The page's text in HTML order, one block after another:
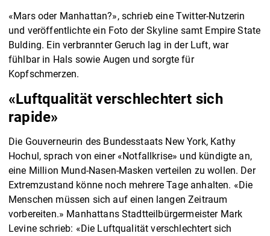
«Mars oder Manhattan?», schrieb eine Twitter-Nutzerin
und veröffentlichte ein Foto der Skyline samt Empire State
Bulding. Ein verbrannter Geruch lag in der Luft, war
fühlbar in Hals sowie Augen und sorgte für
Kopfschmerzen.
«Luftqualität verschlechtert sich
rapide»
Die Gouverneurin des Bundesstaats New York, Kathy
Hochul, sprach von einer «Notfallkrise» und kündigte an,
eine Million Mund-Nasen-Masken verteilen zu wollen. Der
Extremzustand könne noch mehrere Tage anhalten. «Die
Menschen müssen sich auf einen langen Zeitraum
vorbereiten.» Manhattans Stadtteilbürgermeister Mark
Levine schrieb: «Die Luftqualität verschlechtert sich